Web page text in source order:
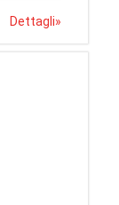
Dettagli»